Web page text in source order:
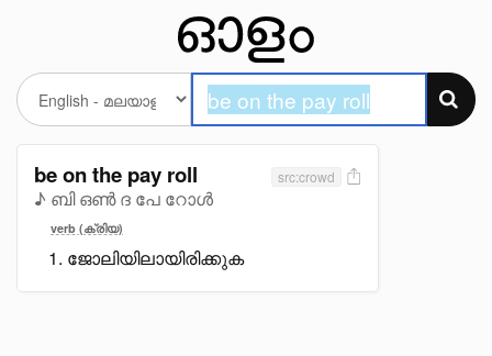
be on the pay roll
♪ ബി ഒൺ ദ പേ റോൾ
src:crowd
verb (ക്രിയ)
ജോലിയിലായിരിക്കുക